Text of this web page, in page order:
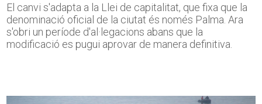
El canvi s'adapta a la Llei de capitalitat, que fixa que la
denominació oficial de la ciutat és només Palma. Ara
s'obri un període d'al·legacions abans que la
modificació es pugui aprovar de manera definitiva.